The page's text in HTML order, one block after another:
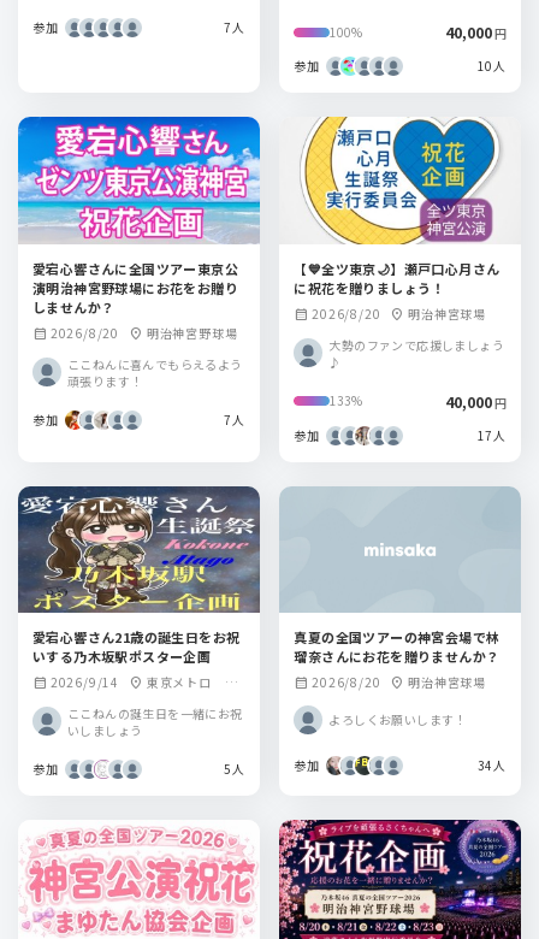
参加 7人 100% 40,000円
参加
10人
愛宕心響さんに全国ツアー東京公
演明治神宮野球場にお花をお贈り
しませんか？
calendar_month 2026/8/20 location_on 明治神宮野球場
ここねんに喜んでもらえるよう
頑張ります！
参加 7人
【💙全ツ東京🌙】瀬戸口心月さん
に祝花を贈りましょう！
calendar_month 2026/8/20 location_on 明治神宮球場
大勢のファンで応援しましょう
♪
133% 40,000円
参加
17人
愛宕心響さん21歳の誕生日をお祝
いする乃木坂駅ポスター企画
calendar_month 2026/9/14 location_on 東京メトロ 乃
ここねんの誕生日を一緒にお祝
いしましょう
参加 5人
真夏の全国ツアーの神宮会場で林
瑠奈さんにお花を贈りませんか？
calendar_month 2026/8/20 location_on 明治神宮球場
よろしくお願いします！
参加 34人